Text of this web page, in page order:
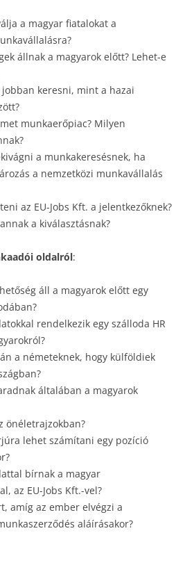
a magyar fiatalokat a
állnak a magyarok előtt? Lehet-e
keresni, mint a hazai
munkaerőpiac? Milyen
a munkakeresésnek, ha
a nemzetközi munkavállalás
az EU-Jobs Kft. a jelentkezőknek?
a kiválasztásnak?
oldalról:
áll a magyarok előtt egy
rendelkezik egy szálloda HR
a németeknek, hogy külföldiek
általában a magyarok
önéletrajzokban?
lehet számítani egy pozíció
bírnak a magyar
az EU-Jobs Kft.-vel?
amíg az ember elvégzi a
aláírásakor?